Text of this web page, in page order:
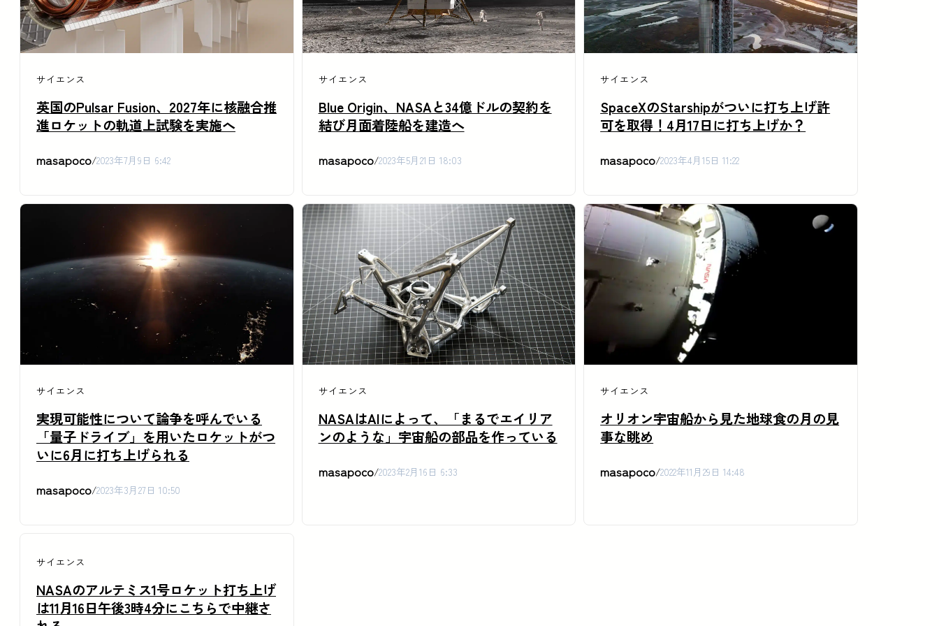
サイエンス
英国のPulsar Fusion、2027年に核融合推
進ロケットの軌道上試験を実施へ
masapoco/2023年7月9日 6:42
サイエンス
Blue Origin、NASAと34億ドルの契約を
結び月面着陸船を建造へ
masapoco/2023年5月21日 18:03
サイエンス
SpaceXのStarshipがついに打ち上げ許
可を取得！4月17日に打ち上げか？
masapoco/2023年4月15日 11:22
サイエンス
実現可能性について論争を呼んでいる
「量子ドライブ」を用いたロケットがつ
いに6月に打ち上げられる
masapoco/2023年3月27日 10:50
サイエンス
NASAはAIによって、「まるでエイリア
ンのような」宇宙船の部品を作っている
masapoco/2023年2月16日 6:33
サイエンス
オリオン宇宙船から見た地球食の月の見
事な眺め
masapoco/2022年11月29日 14:48
サイエンス
NASAのアルテミス1号ロケット打ち上げ
は11月16日午後3時4分にこちらで中継さ